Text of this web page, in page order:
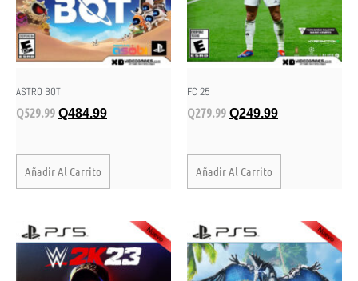
ASTRO BOT
Q529.99 Q484.99
Añadir Al Carrito
FC 25
Q279.99 Q249.99
Añadir Al Carrito